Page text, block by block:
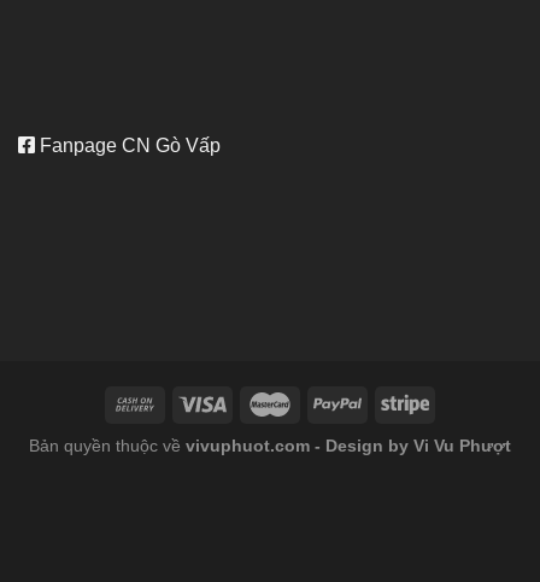
Fanpage CN Gò Vấp
Bản quyền thuộc về vivuphuot.com - Design by Vi Vu Phượt